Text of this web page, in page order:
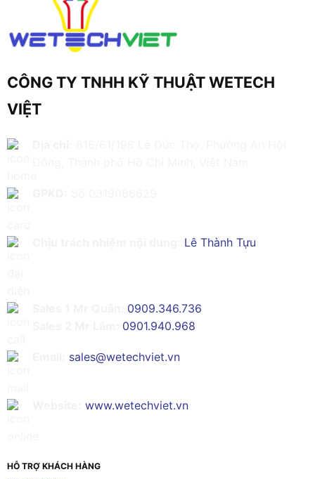
CÔNG TY TNHH KỸ THUẬT WETECH
VIỆT
Lê Thành Tựu
0909.346.736
0901.940.968
sales@wetechviet.vn
www.wetechviet.vn
HỖ TRỢ KHÁCH HÀNG